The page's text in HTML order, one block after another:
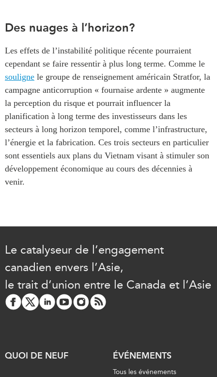
Des nuages à l’horizon?
Les effets de l’instabilité politique récente pourraient
cependant se faire ressentir à plus long terme. Comme le
souligne le groupe de renseignement américain Stratfor, la
campagne anticorruption « fournaise ardente » augmente
la perception du risque et pourrait influencer la
planification à long terme des investisseurs dans les
secteurs à long horizon temporel, comme l’infrastructure,
l’énergie et la fabrication. Ces trois secteurs en particulier
sont essentiels aux plans du Vietnam visant à stimuler son
développement économique au cours des décennies à
venir.
Le catalyseur de l’engagement
canadien envers l’Asie,
le trait d’union entre le Canada et l’Asie
QUOI DE NEUF ÉVÉNEMENTS
Tous les événements